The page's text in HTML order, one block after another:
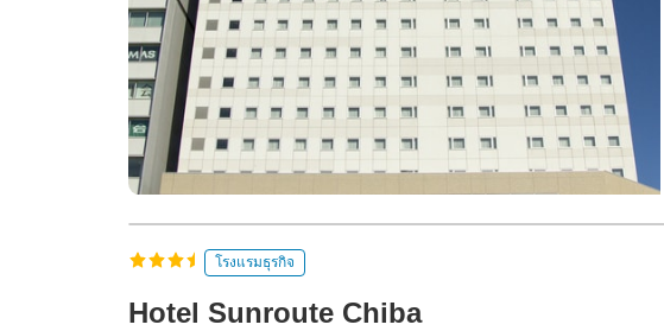
r
h
โรงแรมธุรกิจ
Hotel Sunroute Chiba